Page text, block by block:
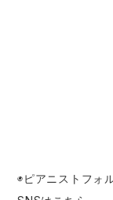
◉ピアニストフォ